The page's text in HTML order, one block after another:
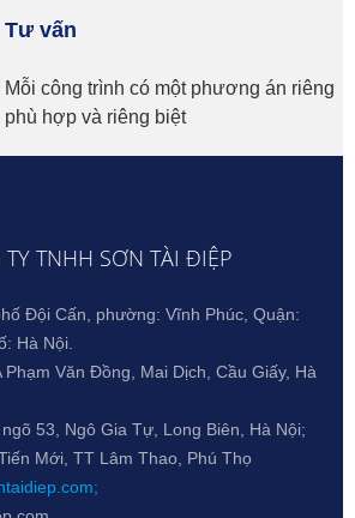
Tư vấn
Mỗi công trình có một phương án riêng
phù hợp và riêng biệt
TY TNHH SƠN TÀI ĐIỆP
Đội Cấn, phường: Vĩnh Phúc, Quận:
Hà Nội.
Phạm Văn Đồng, Mai Dịch, Cầu Giấy, Hà
ngõ 53, Ngô Gia Tự, Long Biên, Hà Nội;
Mới, TT Lâm Thao, Phú Thọ